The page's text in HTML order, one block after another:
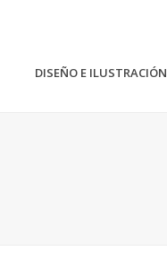
DISEÑO E ILUSTRACIÓN